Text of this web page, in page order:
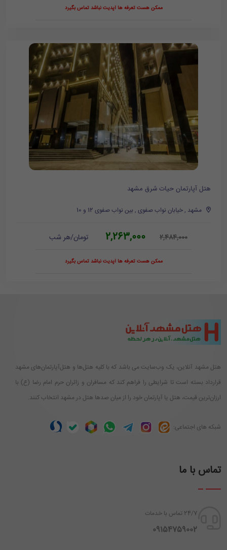
ممکن هست تعرفه ها آپدیت نباشد تماس بگیرد
هتل آپارتمان حیات شرق مشهد
مشهد , خیابان نواب صفوی , بین نواب صفوی 12 و 10
2,484,000
2,263,000 تومان/هر شب
ممکن هست تعرفه ها آپدیت نباشد تماس بگیرد
هتل مشهد آنلاین، یک وب‌سایت می باشد که با کلیه هتل‌ها و هتل‌آپارتمان‌های مشهد
قرارداد بسته است تا شرایطی را فراهم کند که مسافران و زائران حرم امام رضا (ع) با
ارزان‌ترین قیمت، هتل یا آپارتمان خود را از میان صدها هتل در مشهد انتخاب کنند.
شبکه های اجتماعی:
تماس با ما
24/7 تماس با خدمات
‪ 09154759002